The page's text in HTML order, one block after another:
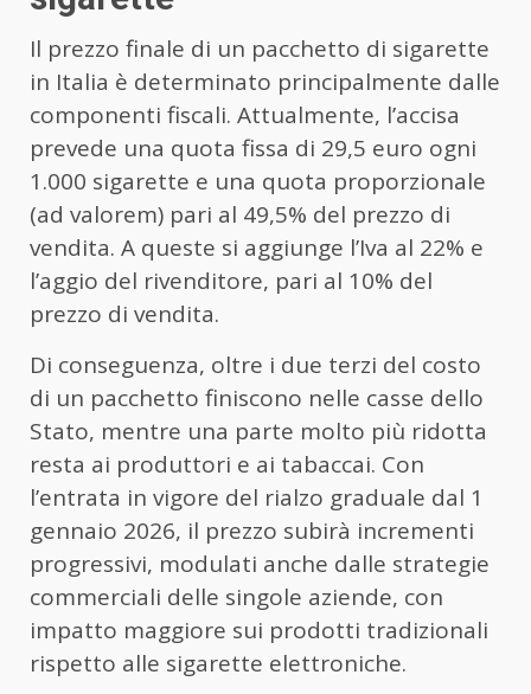
Il prezzo finale di un pacchetto di sigarette
in Italia è determinato principalmente dalle
componenti fiscali. Attualmente, l’accisa
prevede una quota fissa di 29,5 euro ogni
1.000 sigarette e una quota proporzionale
(ad valorem) pari al 49,5% del prezzo di
vendita. A queste si aggiunge l’Iva al 22% e
l’aggio del rivenditore, pari al 10% del
prezzo di vendita.
Di conseguenza, oltre i due terzi del costo
di un pacchetto finiscono nelle casse dello
Stato, mentre una parte molto più ridotta
resta ai produttori e ai tabaccai. Con
l’entrata in vigore del rialzo graduale dal 1
gennaio 2026, il prezzo subirà incrementi
progressivi, modulati anche dalle strategie
commerciali delle singole aziende, con
impatto maggiore sui prodotti tradizionali
rispetto alle sigarette elettroniche.